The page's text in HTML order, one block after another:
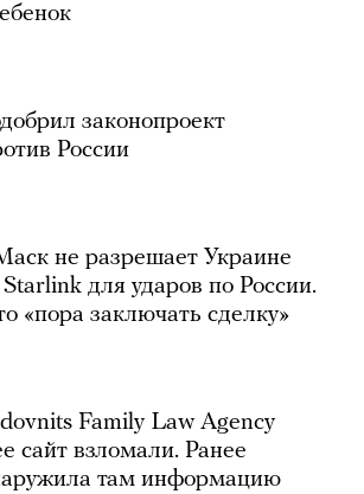
законопроект
России
не разрешает Украине
Starlink для ударов по России.
«пора заключать сделку»
Family Law Agency
сайт взломали. Ранее
там информацию